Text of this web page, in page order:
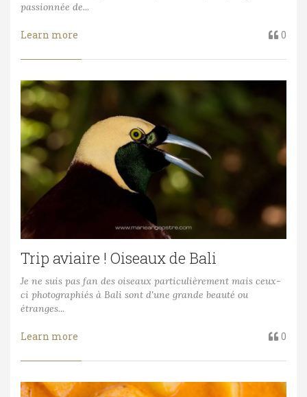
passionnée de...
Learn more 0
Trip aviaire ! Oiseaux de Bali
Je ne suis pas fan des oiseaux particulièrement mais ceux-
ci photographiés à Bali sont d'une grande beauté ou
étranges...
Learn more 0